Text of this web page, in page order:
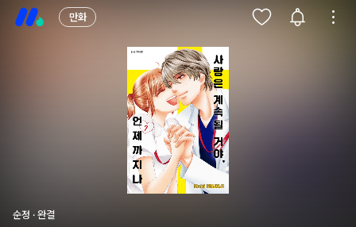
만화
순정 · 완결